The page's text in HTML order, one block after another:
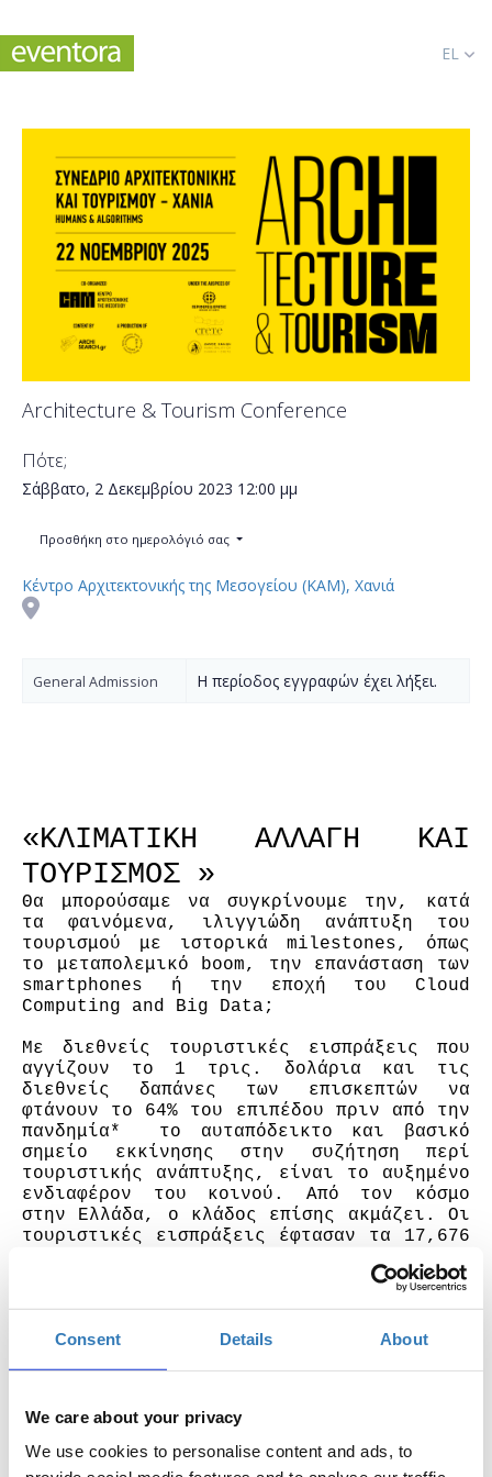
Consent Details About
We care about your privacy
We use cookies to personalise content and ads, to
EL
Architecture & Tourism Conference
Πότε;
Σάββατο, 2 Δεκεμβρίου 2023 12:00 μμ
Προσθήκη στο ημερολόγιό σας
Κέντρο Αρχιτεκτονικής της Μεσογείου (ΚΑΜ), Χανιά
General Admission Η περίοδος εγγραφών έχει λήξει.
«KΛΙΜΑΤΙΚΗ ΑΛΛΑΓΗ ΚΑΙ
ΤΟΥΡΙΣΜΟΣ »
Θα μπορούσαμε να συγκρίνουμε την, κατά
τα φαινόμενα, ιλιγγιώδη ανάπτυξη του
τουρισμού με ιστορικά milestones, όπως
το μεταπολεμικό boom, την επανάσταση των
smartphones ή την εποχή του Cloud
Computing and Big Data;
Με διεθνείς τουριστικές εισπράξεις που
αγγίζουν το 1 τρις. δολάρια και τις
διεθνείς δαπάνες των επισκεπτών να
φτάνουν το 64% του επιπέδου πριν από την
πανδημία*  το αυταπόδεικτο και βασικό
σημείο εκκίνησης στην συζήτηση περί
τουριστικής ανάπτυξης, είναι το αυξημένο
ενδιαφέρον του κοινού. Από τον κόσμο
στην Ελλάδα, ο κλάδος επίσης ακμάζει. Οι
τουριστικές εισπράξεις έφτασαν τα 17,676
ταξιδιωτικές εισπράξεις και πληρωμές,
αλλά αυξημένο ταξιδιωτικό ισοζύγιο **.
του τουρισμού μπορεί να παρομοιαστεί με
από ποικίλες στρατηγικές κατευθύνσεις.
Σε κάθε «στροφή», επιφυλάσσει ευκαιρίες
και προκλήσεις. Εν τω μεταξύ, σήμερα